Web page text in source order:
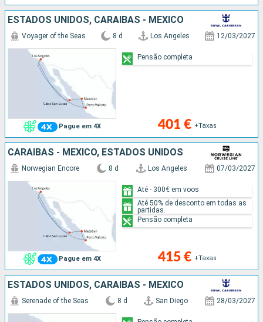
ESTADOS UNIDOS, CARAIBAS - MEXICO
Pague em 4X
Voyager of the Seas 8 d Los Angeles 12/03/2027
401 € +Taxas
Pensão completa
CARAIBAS - MEXICO, ESTADOS UNIDOS
Pague em 4X
Norwegian Encore 8 d Los Angeles 07/03/2027
415 € +Taxas
Até - 300€ em voos
Até 50% de desconto em todas as
partidas.
Pensão completa
ESTADOS UNIDOS, CARAIBAS - MEXICO
Serenade of the Seas 8 d San Diego 28/03/2027